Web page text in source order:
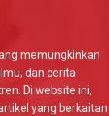
memungkinkan
dan cerita
Di website ini,
yang berkaitan